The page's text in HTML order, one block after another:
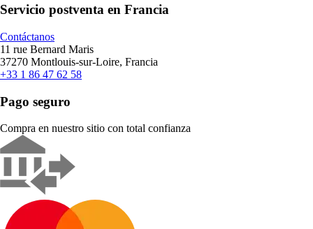
Servicio postventa en Francia
Contáctanos
11 rue Bernard Maris
37270 Montlouis-sur-Loire, Francia
+33 1 86 47 62 58
Pago seguro
Compra en nuestro sitio con total confianza